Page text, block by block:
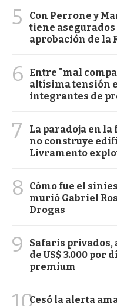
5
Con Perrone y
tiene asegurados
aprobación de la
6
Entre "mal
altísima tensión
integrantes de
7
La paradoja en
no construye
Livramento
8
Cómo fue el
murió Gabriel
Drogas
9
Safaris privados,
de US$ 3.000 por
premium
Cesó la alerta